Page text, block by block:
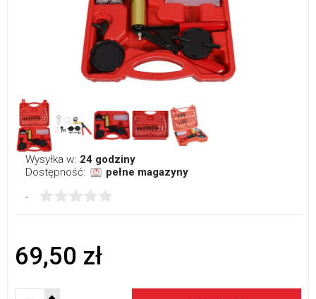
Wysyłka w: 24 godziny
Dostępność:
pełne magazyny
-
69,50 zł